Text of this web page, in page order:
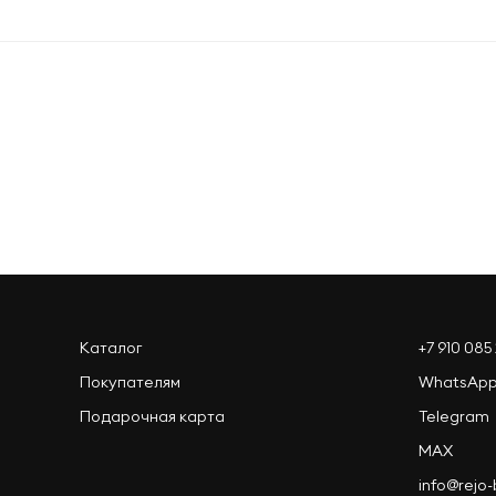
Каталог
Покупателям
Подарочная карта
+7 910 085
WhatsApp
Telegram
MAX